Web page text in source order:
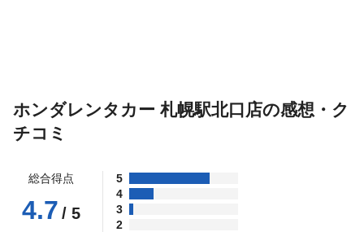
ホンダレンタカー 札幌駅北口店の感想・ク
チコミ
総合得点
4.7 / 5
5
4
3
2